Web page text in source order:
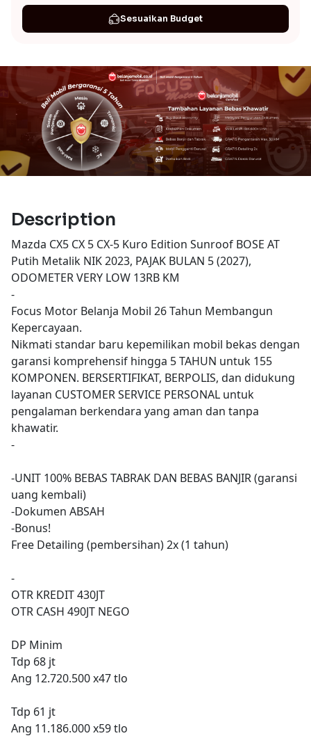
Sesuaikan Budget
Description
Mazda CX5 CX 5 CX-5 Kuro Edition Sunroof BOSE AT
Putih Metalik NIK 2023, PAJAK BULAN 5 (2027),
ODOMETER VERY LOW 13RB KM
-
Focus Motor Belanja Mobil 26 Tahun Membangun
Kepercayaan.
Nikmati standar baru kepemilikan mobil bekas dengan
garansi komprehensif hingga 5 TAHUN untuk 155
KOMPONEN. BERSERTIFIKAT, BERPOLIS, dan didukung
layanan CUSTOMER SERVICE PERSONAL untuk
pengalaman berkendara yang aman dan tanpa
khawatir.
-
-UNIT 100% BEBAS TABRAK DAN BEBAS BANJIR (garansi
uang kembali)
-Dokumen ABSAH
-Bonus!
Free Detailing (pembersihan) 2x (1 tahun)
-
OTR KREDIT 430JT
OTR CASH 490JT NEGO
DP Minim
Tdp 68 jt
Ang 12.720.500 x47 tlo
Tdp 61 jt
Ang 11.186.000 x59 tlo